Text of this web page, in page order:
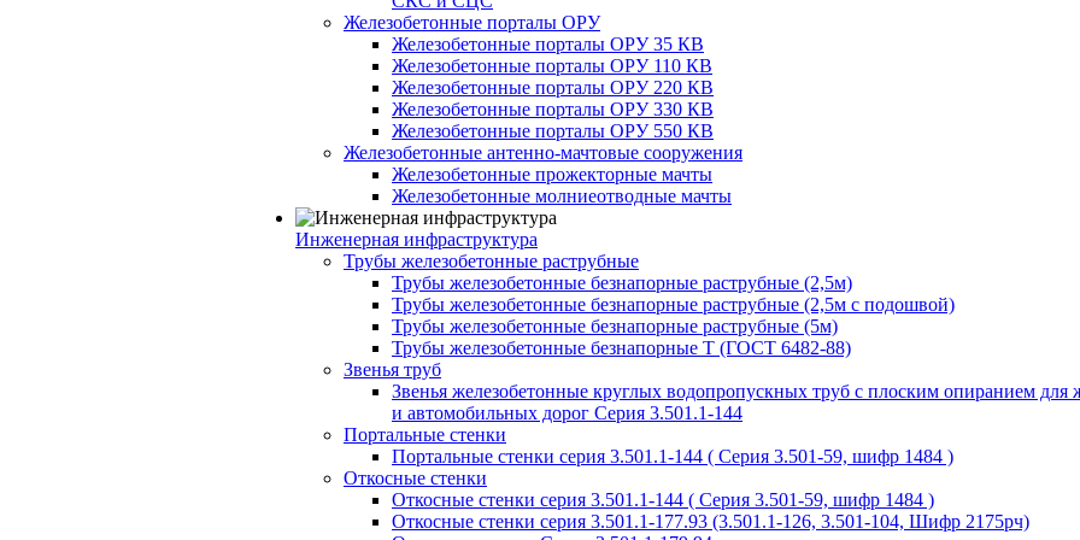
Железобетонные порталы ОРУ
Железобетонные порталы ОРУ 35 КВ
Железобетонные порталы ОРУ 110 КВ
Железобетонные порталы ОРУ 220 КВ
Железобетонные порталы ОРУ 330 КВ
Железобетонные порталы ОРУ 550 КВ
Железобетонные антенно-мачтовые сооружения
Железобетонные прожекторные мачты
Железобетонные молниеотводные мачты
Инженерная инфраструктура
Трубы железобетонные раструбные
Трубы железобетонные безнапорные раструбные (2,5м)
Трубы железобетонные безнапорные раструбные (2,5м с подошвой)
Трубы железобетонные безнапорные раструбные (5м)
Трубы железобетонные безнапорные Т (ГОСТ 6482-88)
Звенья труб
Звенья железобетонные круглых водопропускных труб с плоским опиранием для
и автомобильных дорог Серия 3.501.1-144
Портальные стенки
Портальные стенки серия 3.501.1-144 ( Серия 3.501-59, шифр 1484 )
Откосные стенки
Откосные стенки серия 3.501.1-144 ( Серия 3.501-59, шифр 1484 )
Откосные стенки серия 3.501.1-177.93 (3.501.1-126, 3.501-104, Шифр 2175рч)